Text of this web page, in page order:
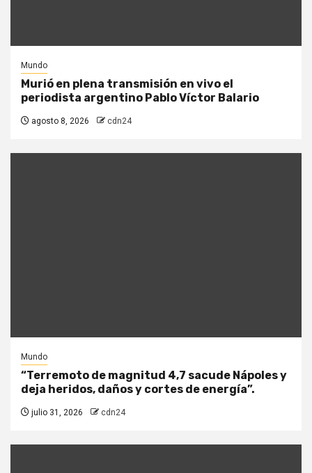
Mundo
Murió en plena transmisión en vivo el
periodista argentino Pablo Víctor Balario
agosto 8, 2026 cdn24
Mundo
“Terremoto de magnitud 4,7 sacude Nápoles y
deja heridos, daños y cortes de energía”.
julio 31, 2026 cdn24